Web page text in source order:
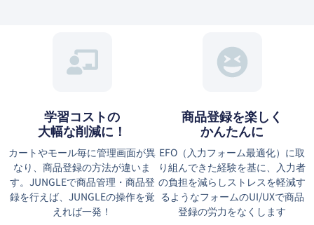
学習コストの
大幅な削減に！
カートやモール毎に管理画面が異
なり、商品登録の方法が違いま
す。JUNGLEで商品管理・商品登
録を行えば、JUNGLEの操作を覚
えれば一発！
商品登録を楽しく
かんたんに
EFO（⼊⼒フォーム最適化）に取
り組んできた経験を基に、⼊⼒者
の負担を減らしストレスを軽減す
るようなフォームのUI/UXで商品
登録の労力をなくします